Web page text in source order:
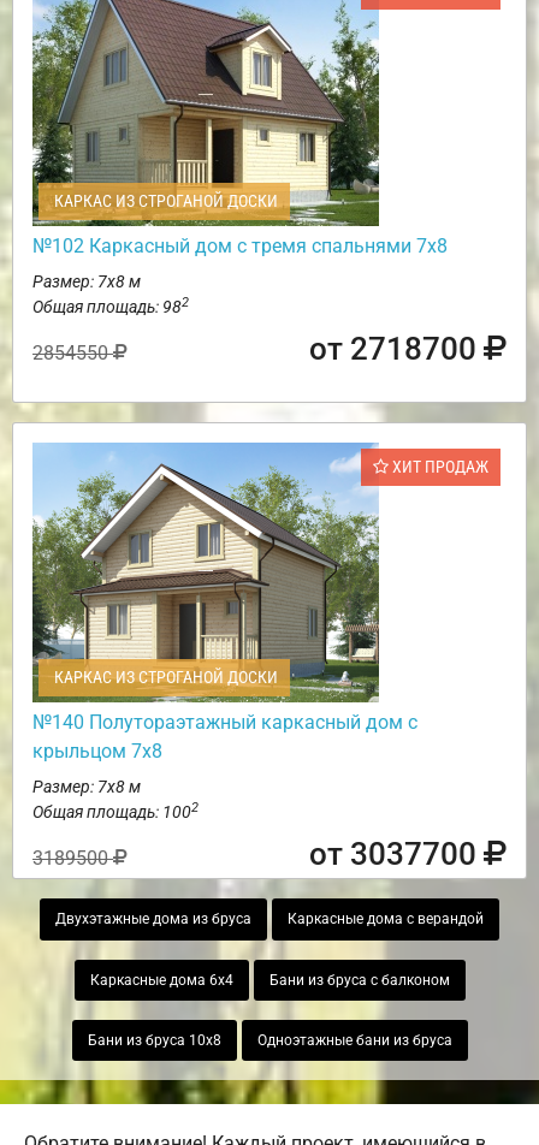
КАРКАС ИЗ СТРОГАНОЙ ДОСКИ
№102 Каркасный дом с тремя спальнями 7х8
Размер: 7х8 м
Общая площадь: 982
2854550 от 2718700
ХИТ ПРОДАЖ
КАРКАС ИЗ СТРОГАНОЙ ДОСКИ
№140 Полутораэтажный каркасный дом с
крыльцом 7х8
Размер: 7х8 м
Общая площадь: 1002
3189500 от 3037700
Двухэтажные дома из бруса Каркасные дома с верандой
Каркасные дома 6х4 Бани из бруса с балконом
Бани из бруса 10х8 Одноэтажные бани из бруса